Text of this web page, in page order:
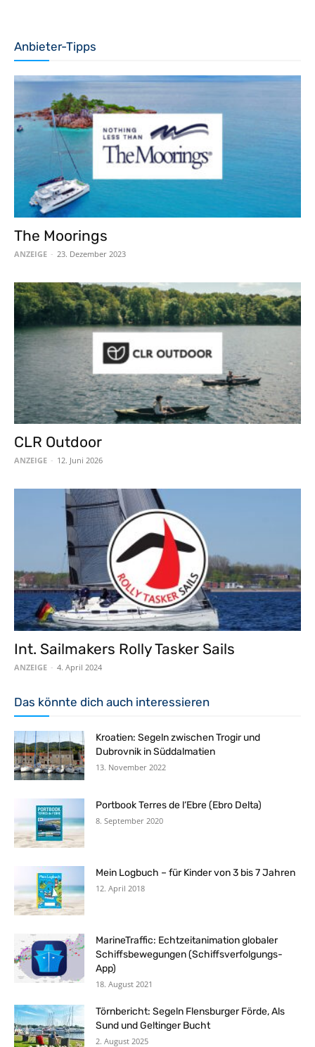
Anbieter-Tipps
The Moorings
ANZEIGE - 23. Dezember 2023
CLR Outdoor
ANZEIGE - 12. Juni 2026
Int. Sailmakers Rolly Tasker Sails
ANZEIGE - 4. April 2024
Das könnte dich auch interessieren
Kroatien: Segeln zwischen Trogir und
Dubrovnik in Süddalmatien
13. November 2022
Portbook Terres de l‘Ebre (Ebro Delta)
8. September 2020
Mein Logbuch – für Kinder von 3 bis 7 Jahren
12. April 2018
MarineTraffic: Echtzeitanimation globaler
Schiffsbewegungen (Schiffsverfolgungs-
App)
18. August 2021
Törnbericht: Segeln Flensburger Förde, Als
Sund und Geltinger Bucht
2. August 2025